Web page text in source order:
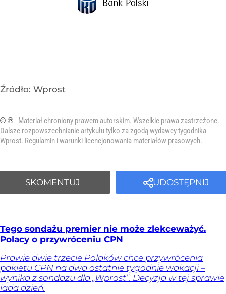
Źródło: Wprost
© ℗
Materiał chroniony prawem autorskim. Wszelkie prawa zastrzeżone.
Dalsze rozpowszechnianie artykułu tylko za zgodą wydawcy tygodnika
Wprost. Regulamin i warunki licencjonowania materiałów prasowych.
UDOSTĘPNIJ
SKOMENTUJ
Tego sondażu premier nie może zlekceważyć.
Polacy o przywróceniu CPN
Prawie dwie trzecie Polaków chce przywrócenia
pakietu CPN na dwa ostatnie tygodnie wakacji –
wynika z sondażu dla „Wprost”. Decyzja w tej sprawie
lada dzień.